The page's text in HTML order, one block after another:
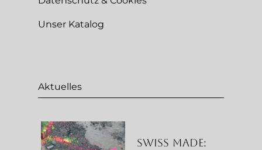
Unser Katalog
Aktuelles
Swiss Made: